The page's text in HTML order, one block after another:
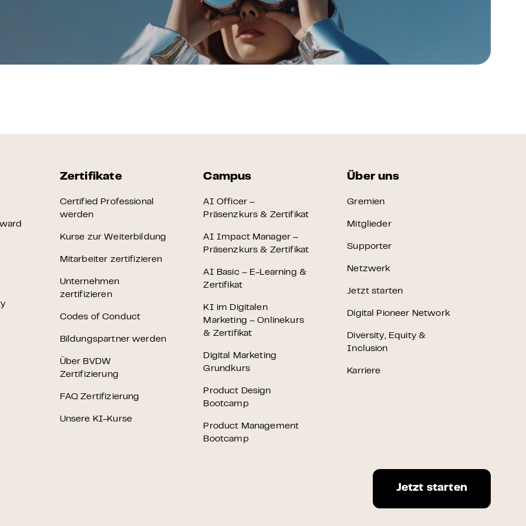
FAQ Zertifizierung
Briefing
– E-Learning
– E-Learning
Zertifikate
Certified Professional
werden
Kurse zur Weiterbildung
Mitarbeiter zertifizieren
Unternehmen
zertifizieren
Codes of Conduct
Bildungspartner werden
Über BVDW
Zertifizierung
FAQ Zertifizierung
Unsere KI-Kurse
Campus
AI Officer –
Präsenzkurs & Zertifikat
AI Impact Manager –
Präsenzkurs & Zertifikat
AI Basic – E-Learning &
Zertifikat
KI im Digitalen
Marketing – Onlinekurs
& Zertifikat
Digital Marketing
Grundkurs
Product Design
Bootcamp
Product Management
Bootcamp
Über uns
Gremien
Mitglieder
Supporter
Netzwerk
Jetzt starten
Digital Pioneer Network
Diversity, Equity &
Inclusion
Karriere
Jetzt starten